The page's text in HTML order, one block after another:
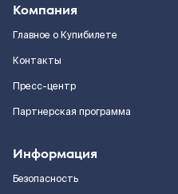
Компания
Главное о Купибилете
Контакты
Пресс-центр
Партнерская программа
Информация
Безопасность